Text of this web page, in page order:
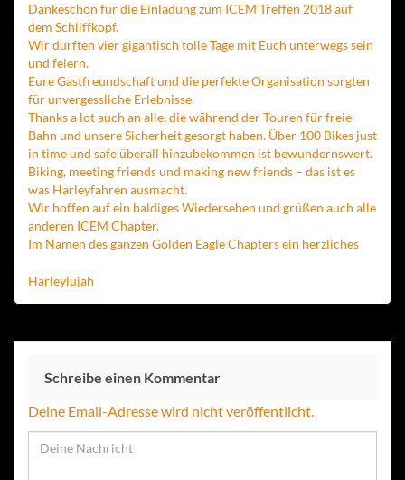
Dankeschön für die Einladung zum ICEM Treffen 2018 auf
dem Schliffkopf.
Wir durften vier gigantisch tolle Tage mit Euch unterwegs sein
und feiern.
Eure Gastfreundschaft und die perfekte Organisation sorgten
für unvergessliche Erlebnisse.
Thanks a lot auch an alle, die während der Touren für freie
Bahn und unsere Sicherheit gesorgt haben. Über 100 Bikes just
in time und safe überall hinzubekommen ist bewundernswert.
Biking, meeting friends und making new friends – das ist es
was Harleyfahren ausmacht.
Wir hoffen auf ein baldiges Wiedersehen und grüßen auch alle
anderen ICEM Chapter.
Im Namen des ganzen Golden Eagle Chapters ein herzliches
Harleylujah
Schreibe einen Kommentar
Deine Email-Adresse wird nicht veröffentlicht.